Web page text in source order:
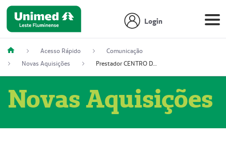
Login
Acesso Rápido
Comunicação
Novas Aquisições
Prestador CENTRO DE ONCOLOGIA
Novas Aquisições